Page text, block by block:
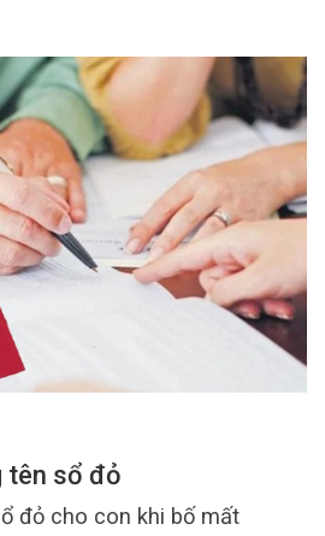
tên sổ đỏ
đỏ cho con khi bố mất